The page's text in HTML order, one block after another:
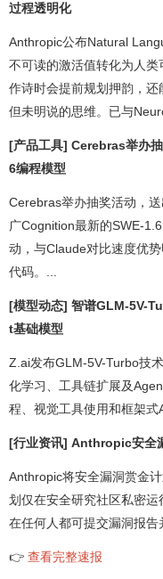
过程透明化
Anthropic公布Natural
不可读的激活值转化为人
作诗时会提前规划押韵，
但未明说的思维。已与
[产品工具] Cerebras举办
6编程模型
Cerebras举办抽奖活动，
广Cognition最新的SWE-
动，与Claude对比速度优
代码。...
[模型动态] 智谱GLM-5V-
t基础模型
Z.ai发布GLM-5V-Turbo技
化学习、工具链扩展及
程、视觉工具使用和框架式
[行业资讯] Anthropic安全
Anthropic将安全漏洞赏金
划仅在安全研究社区私密
在任何人都可提交漏洞报告
👉 查看完整速报